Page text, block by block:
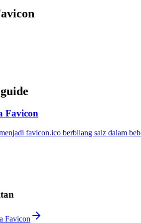
Favicon
favicon.ico berbilang saiz dalam
Favicon